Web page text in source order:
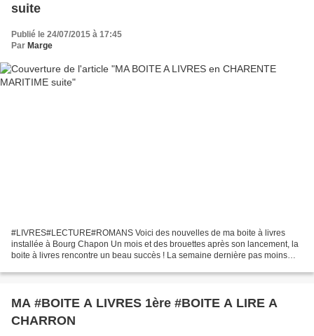
suite
Publié le 24/07/2015 à 17:45
Par Marge
#LIVRES#LECTURE#ROMANS Voici des nouvelles de ma boite à livres
installée à Bourg Chapon Un mois et des brouettes après son lancement, la
boite à livres rencontre un beau succès ! La semaine dernière pas moins
MA #BOITE A LIVRES 1ère #BOITE A LIRE A
CHARRON